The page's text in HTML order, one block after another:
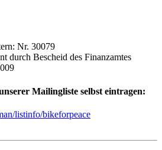
Nr. 30079
durch Bescheid des Finanzamtes
Mailingliste selbst eintragen:
listinfo/bikeforpeace